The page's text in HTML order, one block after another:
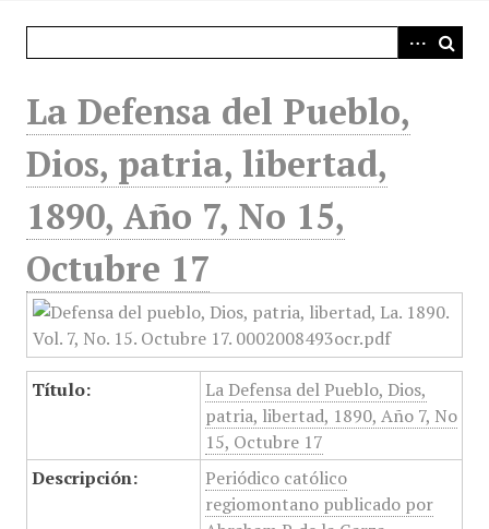
La Defensa del Pueblo,
Dios, patria, libertad,
1890, Año 7, No 15,
Octubre 17
Título:
La Defensa del Pueblo, Dios,
patria, libertad, 1890, Año 7, No
15, Octubre 17
Descripción:
Periódico católico
regiomontano publicado por